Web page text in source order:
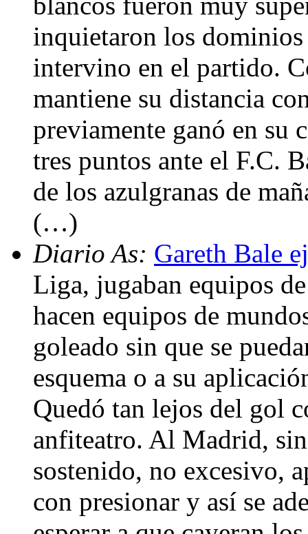
inquietaron los
intervino en el partido.
mantiene su distancia
previamente ganó en su
tres puntos ante el F.C.
de los azulgranas de
(…)
Diario As: Gareth Bale
Liga, jugaban equipos
hacen equipos de
goleado sin que se
esquema o a su
Quedó tan lejos del gol
anfiteatro. Al Madrid,
sostenido, no excesivo,
con presionar y así se